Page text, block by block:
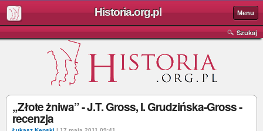
Historia.org.pl Menu
Szukaj
„Złote żniwa” - J.T. Gross, I. Grudzińska-Gross -
recenzja